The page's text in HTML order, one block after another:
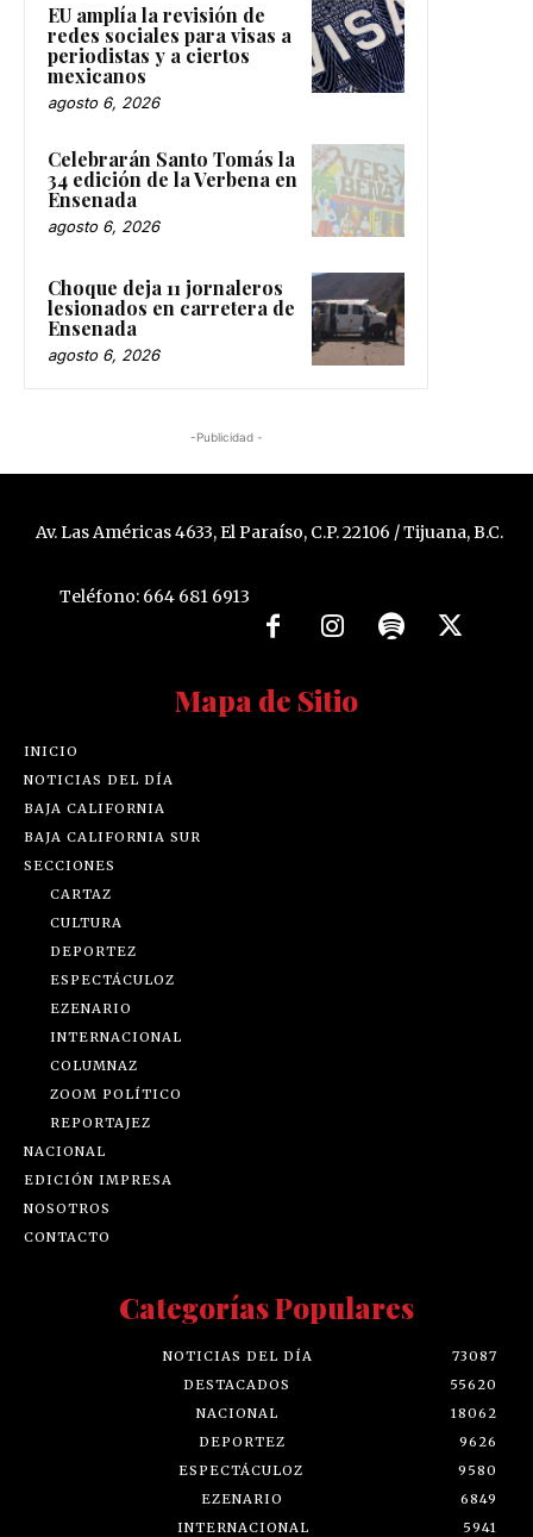
EU amplía la revisión de
redes sociales para visas a
periodistas y a ciertos
mexicanos
agosto 6, 2026
Celebrarán Santo Tomás la
34 edición de la Verbena en
Ensenada
agosto 6, 2026
Choque deja 11 jornaleros
lesionados en carretera de
Ensenada
agosto 6, 2026
-Publicidad -
Av. Las Américas 4633, El Paraíso, C.P. 22106 / Tijuana, B.C.
Teléfono: 664 681 6913
Mapa de Sitio
INICIO
NOTICIAS DEL DÍA
BAJA CALIFORNIA
BAJA CALIFORNIA SUR
SECCIONES
CARTAZ
CULTURA
DEPORTEZ
ESPECTÁCULOZ
EZENARIO
INTERNACIONAL
COLUMNAZ
ZOOM POLÍTICO
REPORTAJEZ
NACIONAL
EDICIÓN IMPRESA
NOSOTROS
CONTACTO
Categorías Populares
NOTICIAS DEL DÍA
73087
DESTACADOS
55620
NACIONAL
18062
DEPORTEZ
9626
ESPECTÁCULOZ
9580
EZENARIO
6849
INTERNACIONAL
5941